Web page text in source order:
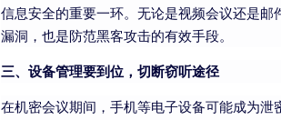
信息安全的重要一环。无论是视频会议还是
漏洞，也是防范黑客攻击的有效手段。
三、设备管理要到位，切断窃听途径
在机密会议期间，手机等电子设备可能成为